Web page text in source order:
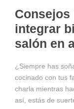
integrar
salón en
¿Siempre has
cocinado con tus
charla mientras
así, estás de